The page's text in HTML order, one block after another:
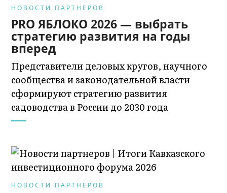
НОВОСТИ ПАРТНЕРОВ
PRO ЯБЛОКО 2026 — выбрать
стратегию развития на годы
вперед
Представители деловых кругов, научного
сообщества и законодательной власти
сформируют стратегию развития
садоводства в России до 2030 года
НОВОСТИ ПАРТНЕРОВ